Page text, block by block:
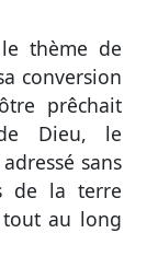
thème de
conversion
prêchait
Dieu, le
sans
de la terre
tout au long